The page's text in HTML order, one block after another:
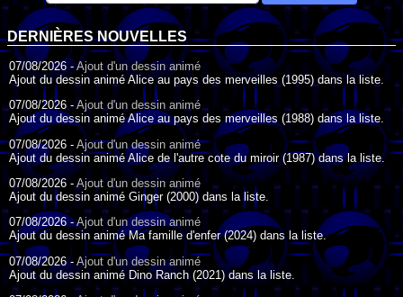
DERNIÈRES NOUVELLES
07/08/2026 -Ajout d'un dessin animé
Ajout du dessin animé Alice au pays des merveilles (1995) dans la liste.
07/08/2026 -Ajout d'un dessin animé
Ajout du dessin animé Alice au pays des merveilles (1988) dans la liste.
07/08/2026 - Ajout d'un dessin animé
Ajout du dessin animé Alice de l'autre cote du miroir (1987) dans la liste.
07/08/2026 -Ajout d'un dessin animé
Ajout du dessin animé Ginger (2000) dans la liste.
07/08/2026 -Ajout d'un dessin animé
Ajout du dessin animé Ma famille d'enfer (2024) dans la liste.
07/08/2026 -Ajout d'un dessin animé
Ajout du dessin animé Dino Ranch (2021) dans la liste.